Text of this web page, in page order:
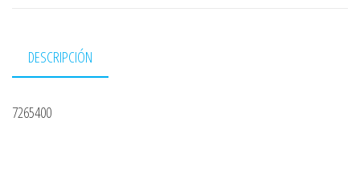
DESCRIPCIÓN
7265400